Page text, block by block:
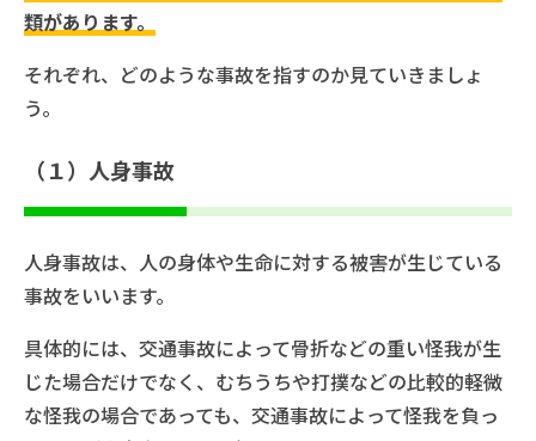
類があります。
それぞれ、どのような事故を指すのか見ていきましょ
う。
（１）人身事故
人身事故は、人の身体や生命に対する被害が生じている
事故をいいます。
具体的には、交通事故によって骨折などの重い怪我が生
じた場合だけでなく、むちうちや打撲などの比較的軽微
な怪我の場合であっても、交通事故によって怪我を負っ